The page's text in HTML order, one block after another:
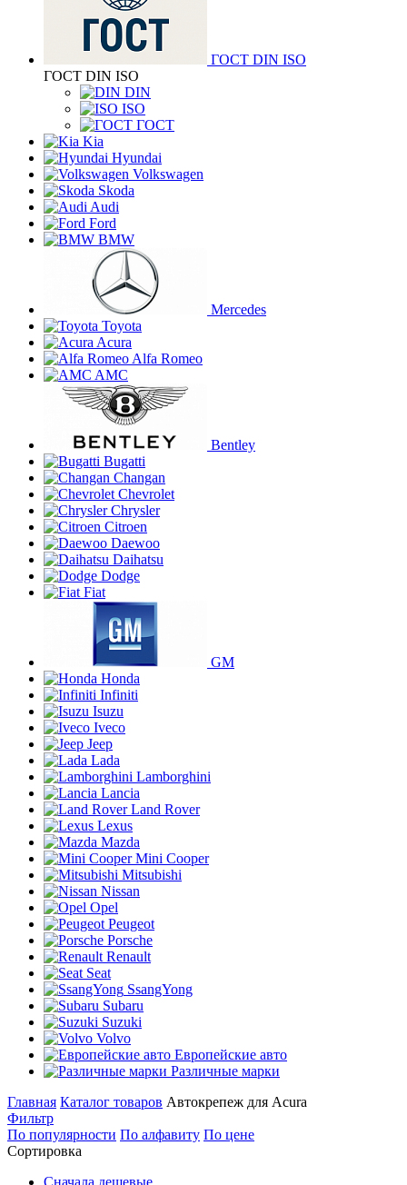
ГОСТ DIN ISO
ГОСТ DIN ISO
DIN
ISO
ГОСТ
Kia
Hyundai
Volkswagen
Skoda
Audi
Ford
BMW
Mercedes
Toyota
Acura
Alfa Romeo
AMC
Bentley
Bugatti
Changan
Chevrolet
Chrysler
Citroen
Daewoo
Daihatsu
Dodge
Fiat
GM
Honda
Infiniti
Isuzu
Iveco
Jeep
Lada
Lamborghini
Lancia
Land Rover
Lexus
Mazda
Mini Cooper
Mitsubishi
Nissan
Opel
Peugeot
Porsche
Renault
Seat
SsangYong
Subaru
Suzuki
Volvo
Европейские авто
Различные марки
Главная Каталог товаров Автокрепеж для Acura
Фильтр
По популярности По алфавиту По цене
Сортировка
Сначала дешевые